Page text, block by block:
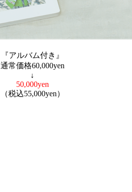
『アルバム付き』
通常価格60,000yen
↓
50,000yen
（税込55,000yen）